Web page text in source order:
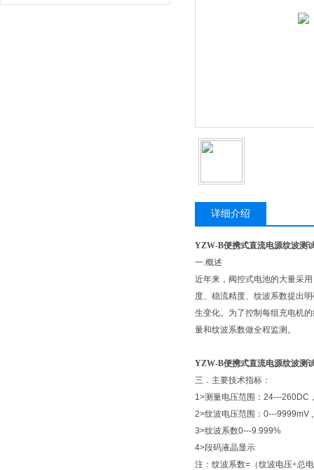
0
详细介绍
YZW-B便携式直流电源纹波测
一.概述
近年来，阀控式电池的大量采
度、稳流精度、纹波系数提出
生变化。为了控制每组充电机
量和纹波系数做全程监测。
​YZW-B便携式直流电源纹波测
三．主要技术指标：
1>测量电压范围：24---260DC
2>纹波电压范围：0---9999mV
3>纹波系数0---9.999%
4>段码液晶显示
注：纹波系数=（纹波电压÷总